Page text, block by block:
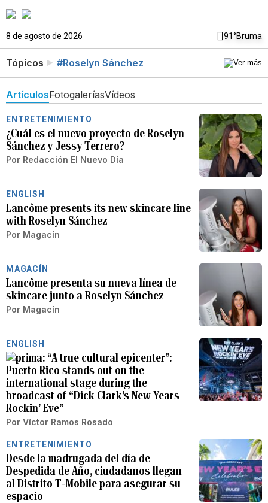
8 de agosto de 2026 91°Bruma
Tópicos #Roselyn Sánchez
ArtículosFotogaleríasVídeos
ENTRETENIMIENTO
¿Cuál es el nuevo proyecto de Roselyn
Sánchez y Jessy Terrero?
Por Redacción El Nuevo Día
ENGLISH
Lancôme presents its new skincare line
with Roselyn Sánchez
Por Magacín
MAGACÍN
Lancôme presenta su nueva línea de
skincare junto a Roselyn Sánchez
Por Magacín
ENGLISH
“A true cultural epicenter”:
Puerto Rico stands out on the
international stage during the
broadcast of “Dick Clark’s New Years
Rockin’ Eve”
Por Víctor Ramos Rosado
ENTRETENIMIENTO
Desde la madrugada del día de
Despedida de Año, ciudadanos llegan
al Distrito T-Mobile para asegurar su
espacio